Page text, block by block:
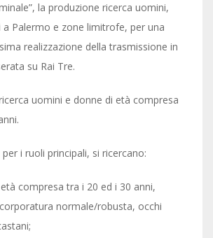
la produzione ricerca uomini,
a Palermo e zone limitrofe, per una
realizzazione della trasmissione in
su Rai Tre.
uomini e donne di età compresa
i ruoli principali, si ricercano:
compresa tra i 20 ed i 30 anni,
normale/robusta, occhi